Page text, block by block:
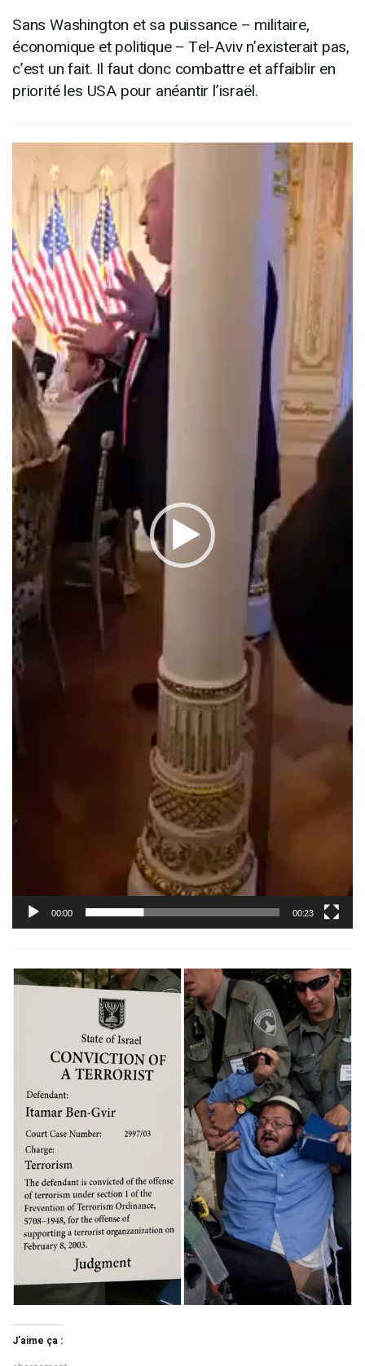
Sans Washington et sa puissance – militaire,
économique et politique – Tel-Aviv n’existerait pas,
c’est un fait. Il faut donc combattre et affaiblir en
priorité les USA pour anéantir l’israël.
vidéo
00:00 00:23
J’aime ça :